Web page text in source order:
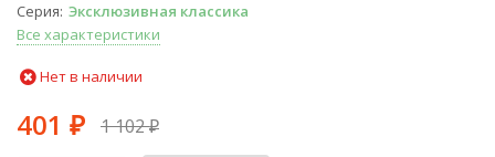
Серия Эксклюзивная классика
Все характеристики
Нет в наличии
401 ₽ 1 102₽